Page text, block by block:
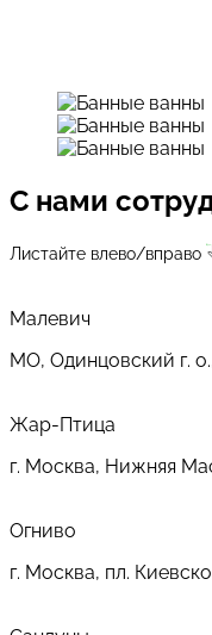
С нами
Листайте влево/вправо
Малевич
МО, Одинцовский г.
Жар-Птица
г. Москва, Нижняя
Огниво
г. Москва, пл.